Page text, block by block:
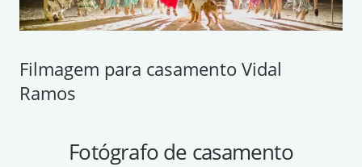
Filmagem para casamento Vidal
Ramos
Fotógrafo de casamento